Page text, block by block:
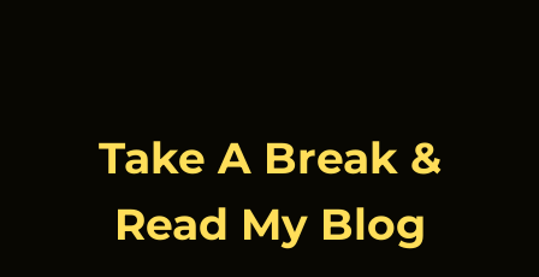
Take A Break &
Read My Blog